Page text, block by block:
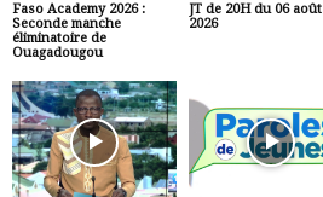
Faso Academy 2026 :
Seconde manche
éliminatoire de
Ouagadougou
JT de 20H du 06 août
2026